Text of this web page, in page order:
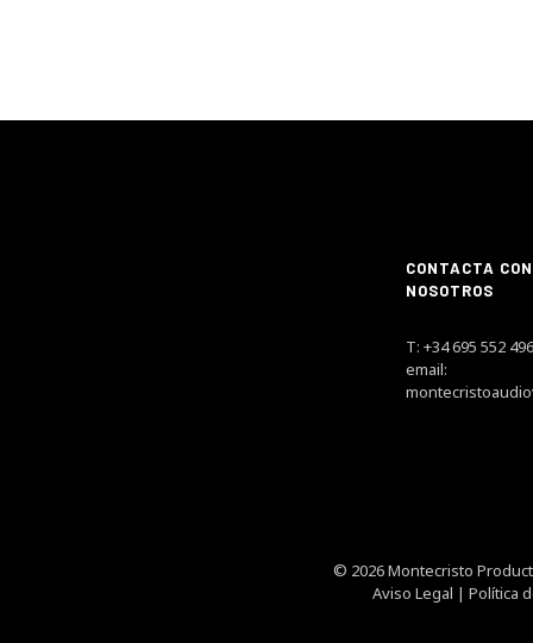
CONTACTA CON
NOSOTROS
T: +34 695 552 496
email:
© 2026 Montecristo
Aviso Legal |Política